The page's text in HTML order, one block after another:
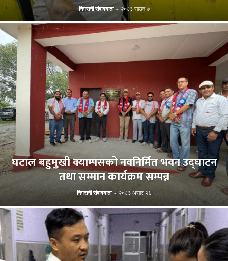
निगरानी संवाददाता - २०८३ साउन ७
घटाल बहुमुखी क्याम्पसको नवनिर्मित भवन उद्घाटन
तथा सम्मान कार्यक्रम सम्पन्न
निगरानी संवाददाता - २०८३ असार २६